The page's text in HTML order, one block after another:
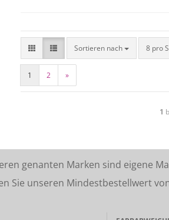
Sortieren nach 8 pro
1 2 »
1
genanten Marken sind eigene
unseren Mindestbestellwert von